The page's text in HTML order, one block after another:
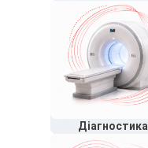
Діагностика